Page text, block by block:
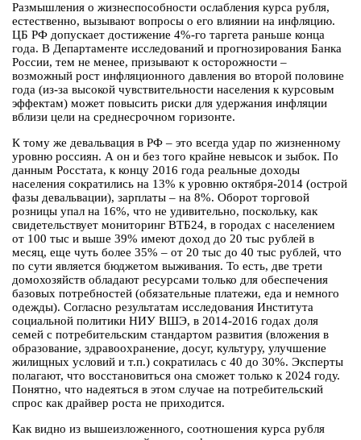
Размышления о жизнеспособности ослабления курса рубля,
естественно, вызывают вопросы о его влиянии на инфляцию.
ЦБ РФ допускает достижение 4%-го таргета раньше конца
года. В Департаменте исследований и прогнозирования Банка
России, тем не менее, призывают к осторожности –
возможный рост инфляционного давления во второй половине
года (из-за высокой чувствительности населения к курсовым
эффектам) может повысить риски для удержания инфляции
вблизи цели на среднесрочном горизонте.
К тому же девальвация в РФ – это всегда удар по жизненному
уровню россиян. А он и без того крайне невысок и зыбок. По
данным Росстата, к концу 2016 года реальные доходы
населения сократились на 13% к уровню октября-2014 (острой
фазы девальвации), зарплаты – на 8%. Оборот торговой
розницы упал на 16%, что не удивительно, поскольку, как
свидетельствует мониторинг ВТБ24, в городах с населением
от 100 тыс и выше 39% имеют доход до 20 тыс рублей в
месяц, еще чуть более 35% – от 20 тыс до 40 тыс рублей, что
по сути является бюджетом выживания. То есть, две трети
домохозяйств обладают ресурсами только для обеспечения
базовых потребностей (обязательные платежи, еда и немного
одежды). Согласно результатам исследования Института
социальной политики НИУ ВШЭ, в 2014-2016 годах доля
семей с потребительским стандартом развития (вложения в
образование, здравоохранение, досуг, культуру, улучшение
жилищных условий и т.п.) сократилась с 40 до 30%. Эксперты
полагают, что восстановиться она сможет только к 2024 году.
Понятно, что надеяться в этом случае на потребительский
спрос как драйвер роста не приходится.
Как видно из вышеизложенного, соотношения курса рубля